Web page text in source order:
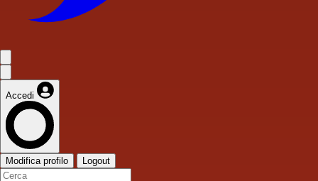
Accedi
Modifica profilo Logout